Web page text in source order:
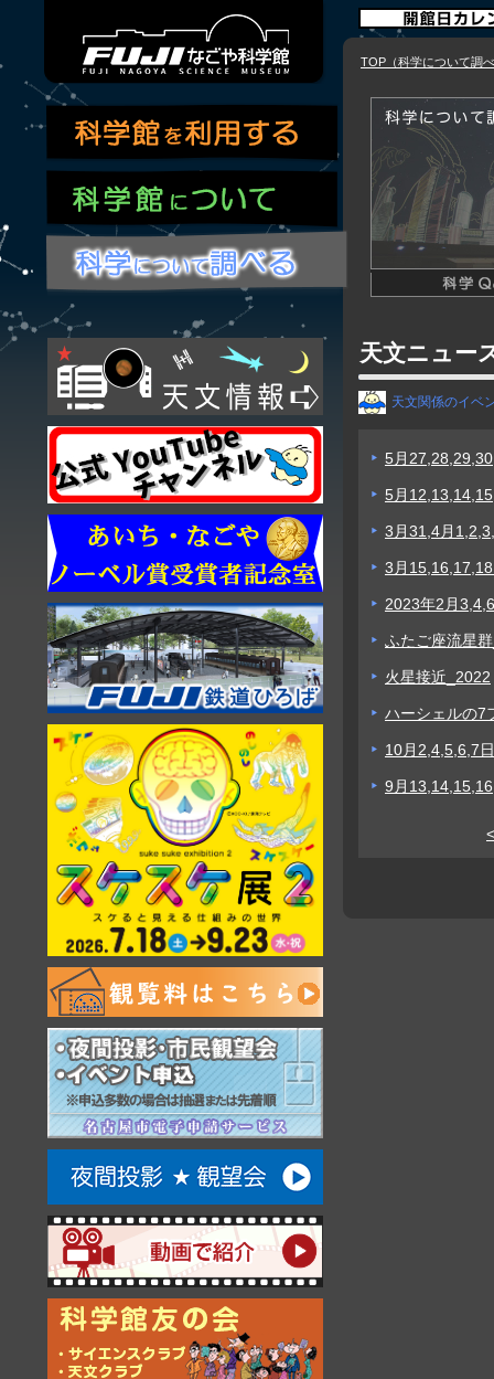
TOP（科学について調
天文ニュー
天文関係のイベ
5月
5月
3月31,4月
3月
2023年2月
ふたご座流星
火星接近_2022
ハーシェルの7
10月2,4,5,6,7
9月